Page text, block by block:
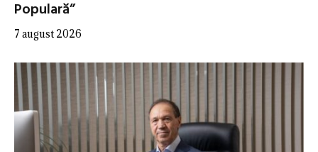
Populară”
7 august 2026